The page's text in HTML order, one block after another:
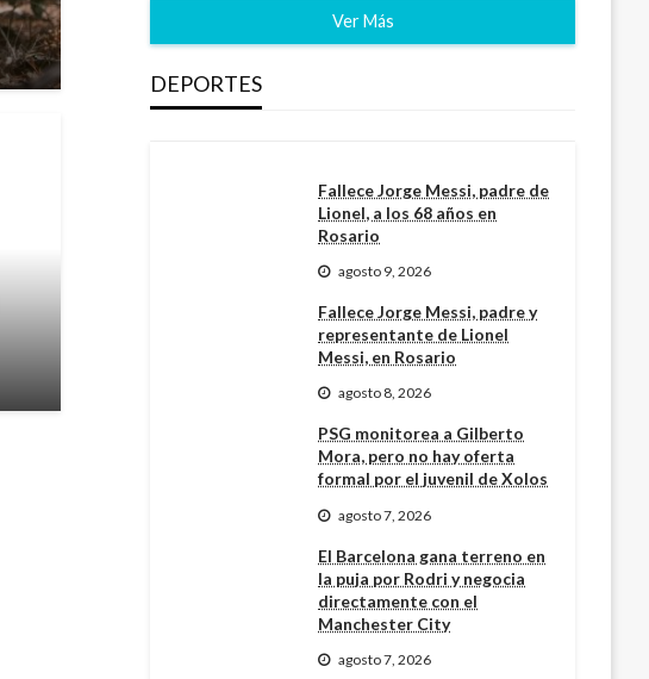
Ver Más
DEPORTES
Fallece Jorge Messi, padre de
Lionel, a los 68 años en
Rosario
agosto 9, 2026
Fallece Jorge Messi, padre y
representante de Lionel
Messi, en Rosario
agosto 8, 2026
PSG monitorea a Gilberto
Mora, pero no hay oferta
formal por el juvenil de Xolos
agosto 7, 2026
El Barcelona gana terreno en
la puja por Rodri y negocia
directamente con el
Manchester City
agosto 7, 2026